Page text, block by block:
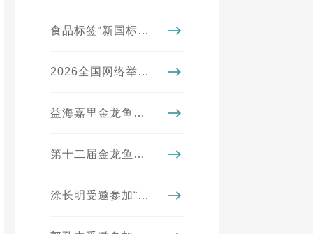
食品标签“新国标”实施进入倒计时！看懂4大变化，从此不踩坑
2026全国网络举报系列宣传活动（湖北站）走进益海嘉里金龙鱼
益海嘉里金龙鱼母公司排名《财富》世界500强第195位
第十二届金龙鱼外婆乡小榨菜籽油菜花节圆满收官
涂长明受邀参加“第四届海峡两岸乡村振兴与共同富裕论坛”